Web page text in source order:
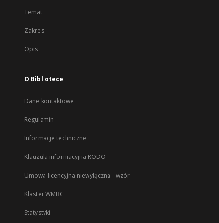
Temat
Zakres
Opis
O Bibliotece
Dane kontaktowe
Regulamin
Informacje techniczne
Klauzula informacyjna RODO
Umowa licencyjna niewyłączna - wzór
Klaster WMBC
Statystyki